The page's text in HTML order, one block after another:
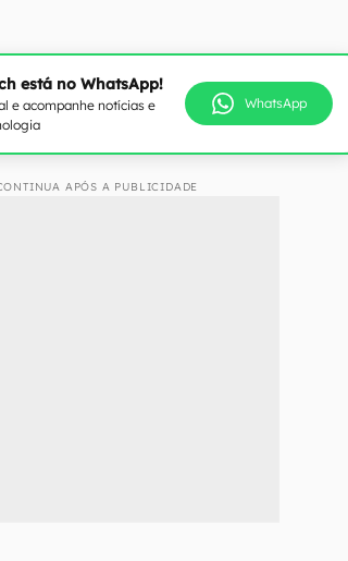
está no WhatsApp!
e acompanhe notícias e
WhatsApp
APÓS A PUBLICIDADE